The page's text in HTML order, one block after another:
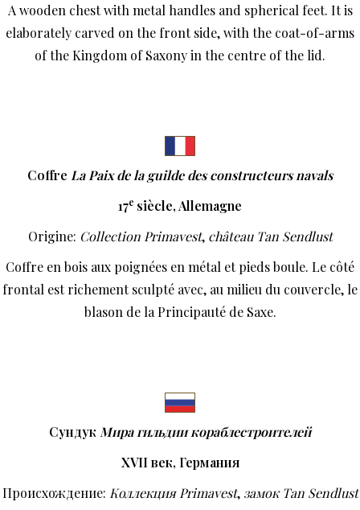
A wooden chest with metal handles and spherical feet. It is
elaborately carved on the front side, with the coat-of-arms
of the Kingdom of Saxony in the centre of the lid.
Coffre La Paix de la guilde des constructeurs navals
17e siècle, Allemagne
Origine: Collection Primavest,château Tan Sendlust
Coffre en bois aux poignées en métal et pieds boule. Le côté
frontal est richement sculpté avec, au milieu du couvercle, le
blason de la Principauté de Saxe.
Сундук Мира гильдии кораблестроителей
XVIIвек, Германия
Происхождение: Коллекция Primavest,замокTan Sendlust